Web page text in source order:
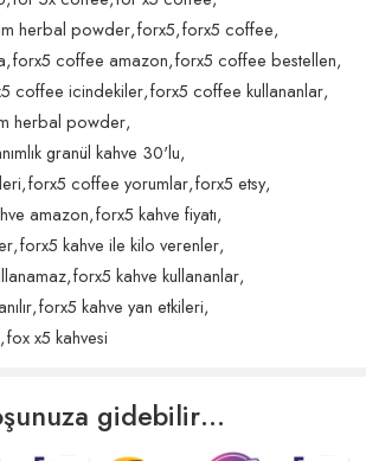
herbal powder,forx5,forx5 coffee,
,forx5 coffee amazon,forx5 coffee bestellen,
coffee icindekiler,forx5 coffee kullananlar,
herbal powder,
granül kahve 30'lu,
,forx5 coffee yorumlar,forx5 etsy,
amazon,forx5 kahve fiyatı,
,forx5 kahve ile kilo verenler,
,forx5 kahve kullananlar,
,forx5 kahve yan etkileri,
,fox x5 kahvesi
gidebilir…